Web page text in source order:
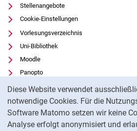
Diese Website verwendet
notwendige Cookies. Für die
Software Matomo setzen wir keine
Analyse erfolgt anonymisiert und
Stellenangebote
Cookie-Einstellungen
Vorlesungsverzeichnis
Uni-Bibliothek
Moodle
Panopto
Datenschutz
Barrierefreiheit
Transparenter KI-Einsatz
Impressum